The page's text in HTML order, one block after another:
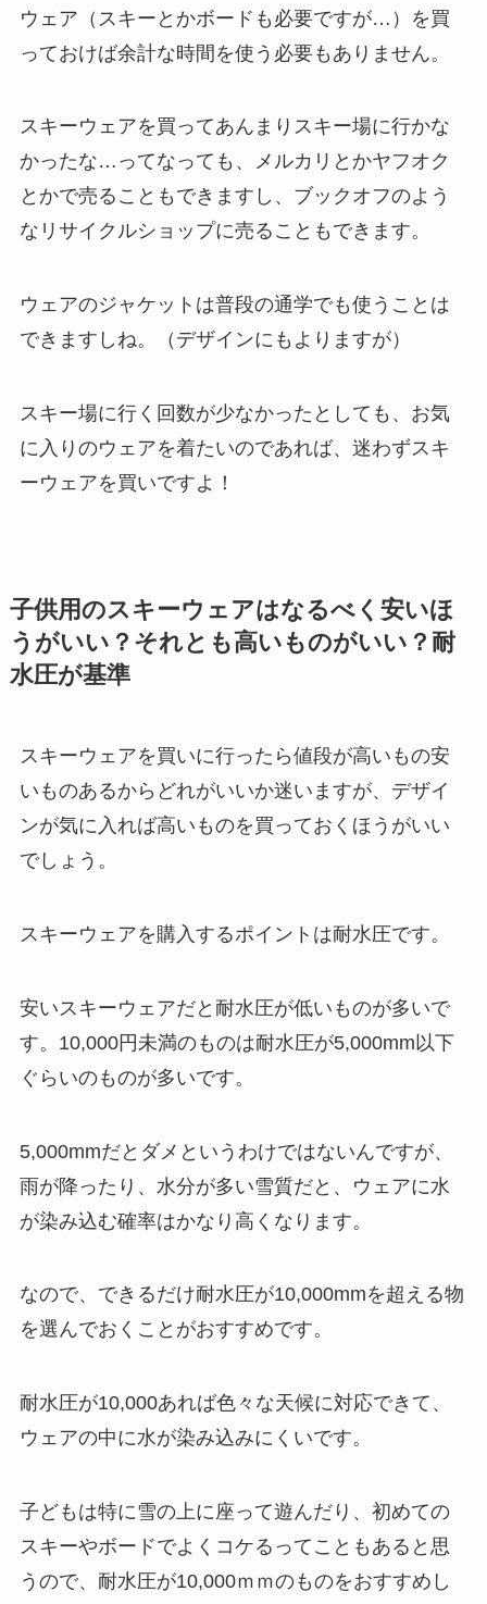
ウェア（スキーとかボードも必要ですが…）を買
っておけば余計な時間を使う必要もありません。
スキーウェアを買ってあんまりスキー場に行かな
かったな…ってなっても、メルカリとかヤフオク
とかで売ることもできますし、ブックオフのよう
なリサイクルショップに売ることもできます。
ウェアのジャケットは普段の通学でも使うことは
できますしね。（デザインにもよりますが）
スキー場に行く回数が少なかったとしても、お気
に入りのウェアを着たいのであれば、迷わずスキ
ーウェアを買いですよ！
子供用のスキーウェアはなるべく安いほ
うがいい？それとも高いものがいい？耐
水圧が基準
スキーウェアを買いに行ったら値段が高いもの安
いものあるからどれがいいか迷いますが、デザイ
ンが気に入れば高いものを買っておくほうがいい
でしょう。
スキーウェアを購入するポイントは耐水圧です。
安いスキーウェアだと耐水圧が低いものが多いで
す。10,000円未満のものは耐水圧が5,000mm以下
ぐらいのものが多いです。
5,000mmだとダメというわけではないんですが、
雨が降ったり、水分が多い雪質だと、ウェアに水
が染み込む確率はかなり高くなります。
なので、できるだけ耐水圧が10,000mmを超える物
を選んでおくことがおすすめです。
耐水圧が10,000あれば色々な天候に対応できて、
ウェアの中に水が染み込みにくいです。
子どもは特に雪の上に座って遊んだり、初めての
スキーやボードでよくコケるってこともあると思
うので、耐水圧が10,000ｍｍのものをおすすめし